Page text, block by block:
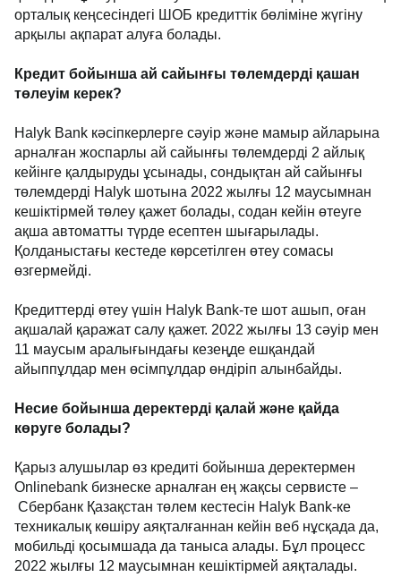
орталық кеңсесіндегі ШОБ кредиттік бөліміне жүгіну
арқылы ақпарат алуға болады.
Кредит бойынша ай сайынғы төлемдерді қашан
төлеуім керек?
Halyk Bank кәсіпкерлерге сәуір және мамыр айларына
арналған жоспарлы ай сайынғы төлемдерді 2 айлық
кейінге қалдыруды ұсынады, сондықтан ай сайынғы
төлемдерді Halyk шотына 2022 жылғы 12 маусымнан
кешіктірмей төлеу қажет болады, содан кейін өтеуге
ақша автоматты түрде есептен шығарылады.
Қолданыстағы кестеде көрсетілген өтеу сомасы
өзгермейді.
Кредиттерді өтеу үшін Halyk Bank-те шот ашып, оған
ақшалай қаражат салу қажет. 2022 жылғы 13 сәуір мен
11 маусым аралығындағы кезеңде ешқандай
айыппұлдар мен өсімпұлдар өндіріп алынбайды.
Несие бойынша деректерді қалай және қайда
көруге болады?
Қарыз алушылар өз кредиті бойынша деректермен
Onlinebank бизнеске арналған ең жақсы сервисте –
Сбербанк Қазақстан төлем кестесін Halyk Bank-ке
техникалық көшіру аяқталғаннан кейін веб нұсқада да,
мобильді қосымшада да таныса алады. Бұл процесс
2022 жылғы 12 маусымнан кешіктірмей аяқталады.